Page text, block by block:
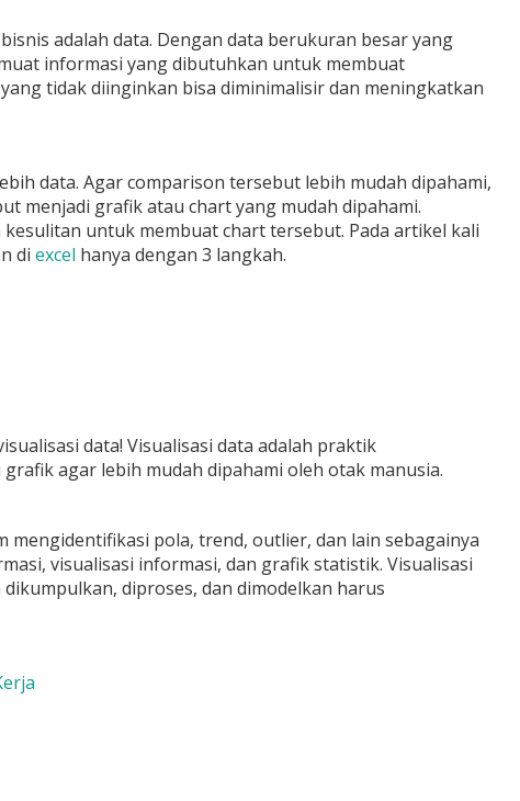
adalah data. Dengan data berukuran besar yang
informasi yang dibutuhkan untuk membuat
tidak diinginkan bisa diminimalisir dan meningkatkan
data. Agar comparison tersebut lebih mudah dipahami,
menjadi grafik atau chart yang mudah dipahami.
untuk membuat chart tersebut. Pada artikel kali
di excel hanya dengan 3 langkah.
data! Visualisasi data adalah praktik
agar lebih mudah dipahami oleh otak manusia.
pola, trend, outlier, dan lain sebagainya
visualisasi informasi, dan grafik statistik. Visualisasi
diproses, dan dimodelkan harus